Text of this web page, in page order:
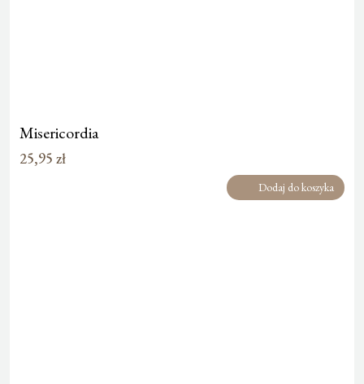
Misericordia
25,95 zł
Dodaj do koszyka